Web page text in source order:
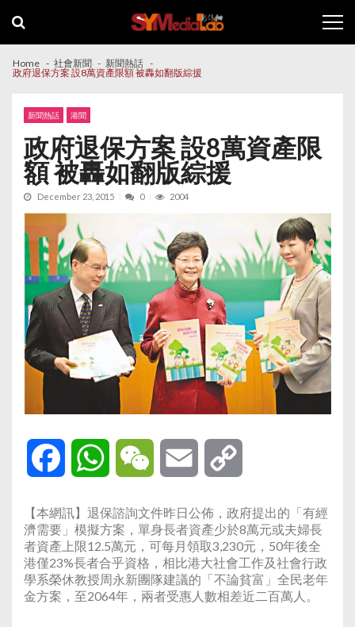
navigation
content
Home 社會新聞
新聞熱話
政府退保方案 設8萬資產限額 被轟如翻版綜援
新聞熱話 港聞
政府退保方案 設8萬資產限
額 被轟如翻版綜援
December 23, 2015 0 2004
Facebook WhatsAppWeChat Email
【本網訊】退保諮詢文件昨日公佈，政府提出的「有經
濟需要」模擬方案，單身長者資產少於8萬元或夫婦長
者資產上限12.5萬元，可每月領取3,230元，50年後全
港僅23%長者合乎資格，相比港大社會工作及社會行政
學系榮休教授周永新團隊建議的「不論貧富」全民老年
金方案，至2064年，兩者受惠人數相差近二百萬人。